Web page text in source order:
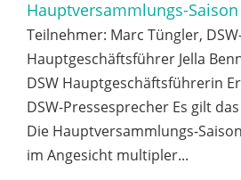
Hauptversammlungs-
Teilnehmer: Marc Tüngler,
Hauptgeschäftsführer Jella
DSW Hauptgeschäftsführerin
DSW-Pressesprecher Es gilt
Die Hauptversammlungs-
im Angesicht multipler...